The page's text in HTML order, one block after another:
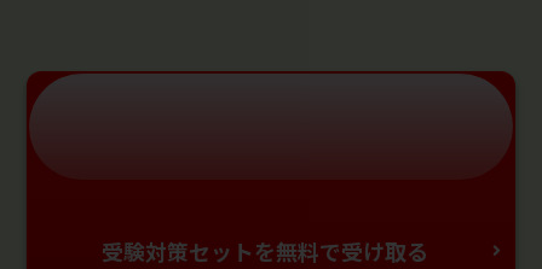
受験対策セットを無料で受け取る